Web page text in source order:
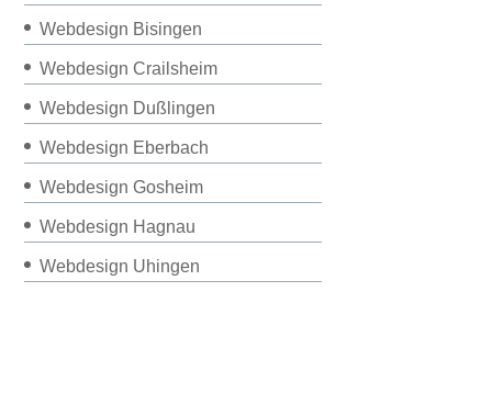
Webdesign Bisingen
Webdesign Crailsheim
Webdesign Dußlingen
Webdesign Eberbach
Webdesign Gosheim
Webdesign Hagnau
Webdesign Uhingen